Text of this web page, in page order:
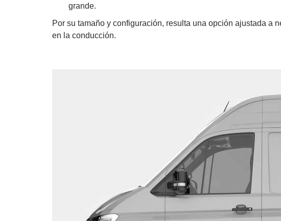
grande.
Por su tamaño y configuración, resulta una opción ajustada a
en la conducción.